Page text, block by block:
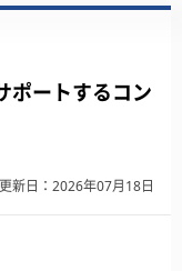
ポートするコン
更新日：2026年07月18日